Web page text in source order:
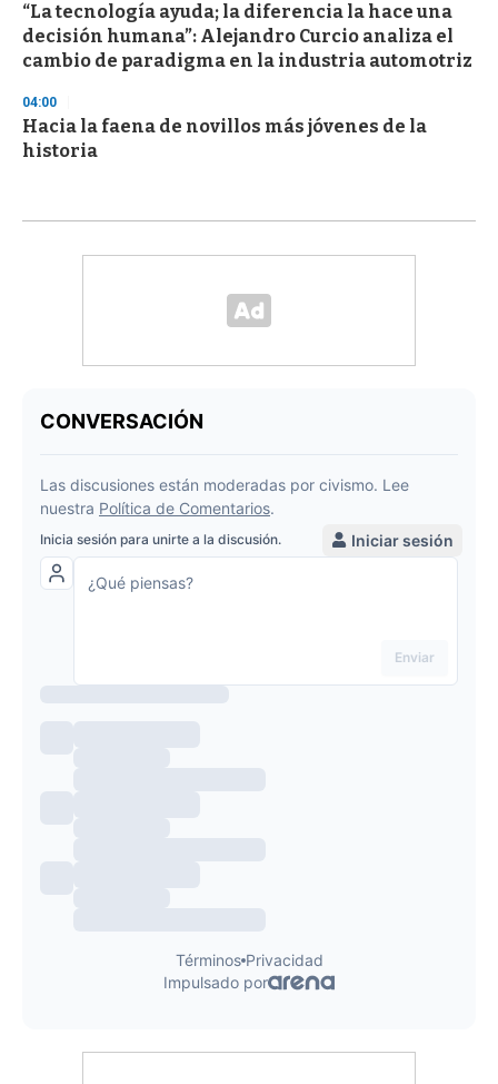
“La tecnología ayuda; la diferencia la hace una
decisión humana”: Alejandro Curcio analiza el
cambio de paradigma en la industria automotriz
04:00
Hacia la faena de novillos más jóvenes de la
historia